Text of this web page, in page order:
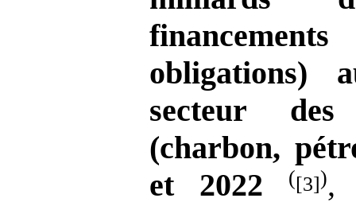
obligations)
secteur des
(charbon,
et
2022 ([3]),